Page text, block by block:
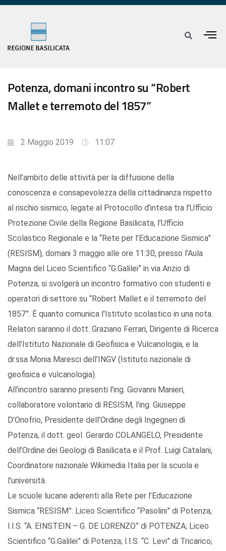
Potenza, domani incontro su “Robert
Mallet e terremoto del 1857”
2 Maggio 2019 11:07
Nell’ambito delle attività per la diffusione della
conoscenza e consapevolezza della cittadinanza rispetto
al rischio sismico, legate al Protocollo d’intesa tra l’Ufficio
Protezione Civile della Regione Basilicata, l’Ufficio
Scolastico Regionale e la “Rete per l’Educazione Sismica”
(RESISM), domani 3 maggio alle ore 11:30, presso l’Aula
Magna del Liceo Scientifico “G.Galilei” in via Anzio di
Potenza, si svolgerà un incontro formativo con studenti e
operatori di settore su “Robert Mallet e il terremoto del
1857”. È quanto comunica l'Istituto scolastico in una nota.
Relatori saranno il dott. Graziano Ferrari, Dirigente di Ricerca
dell’Istituto Nazionale di Geofisica e Vulcanologia, e la
dr.ssa Monia Maresci dell’INGV (Istituto nazionale di
geofisica e vulcanologia).
All’incontro saranno presenti l’ing. Giovanni Manieri,
collaboratore volontario di RESISM, l’ing. Giuseppe
D’Onofrio, Presidente dell’Ordine degli Ingegneri di
Potenza, il dott. geol. Gerardo COLANGELO, Presidente
dell’Ordine dei Geologi di Basilicata e il Prof. Luigi Catalani,
Coordinatore nazionale Wikimedia Italia per la scuola e
l'università.
Le scuole lucane aderenti alla Rete per l’Educazione
Sismica “RESISM”: Liceo Scientifico “Pasolini” di Potenza;
I.I.S. “A. EINSTEIN – G. DE LORENZO” di POTENZA; Liceo
Scientifico “G.Galilei” di Potenza; I.I.S. “C. Levi” di Tricarico;